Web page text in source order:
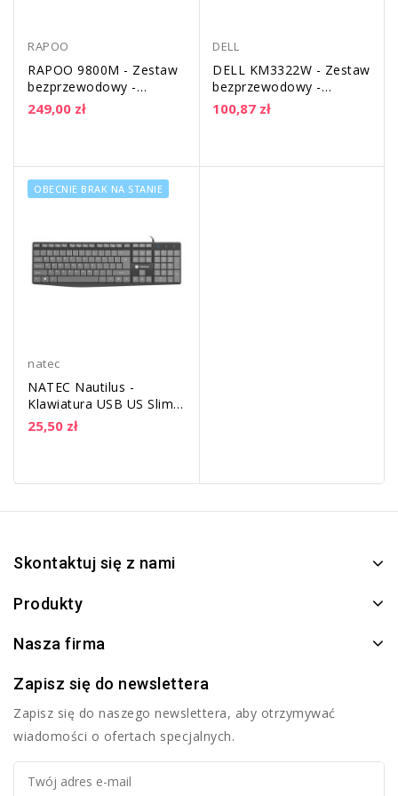
RAPOO
RAPOO 9800M - Zestaw
bezprzewodowy -
klawiatura + mysz
Multimode Blade...
249,00 zł
DELL
DELL KM3322W - Zestaw
bezprzewodowy -
klawiatura + mysz
100,87 zł
OBECNIE BRAK NA STANIE
natec
NATEC Nautilus -
Klawiatura USB US Slim
1.8m czarno-szara |
NKL-1507
25,50 zł
Skontaktuj się z nami
Produkty
Nasza firma
Zapisz się do newslettera
Zapisz się do naszego newslettera, aby otrzymywać
wiadomości o ofertach specjalnych.